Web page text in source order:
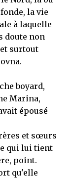
la vie
à laquelle
doute non
surtout
boyard,
Marina,
épousé
et sœurs
qui lui tient
point.
qu'elle